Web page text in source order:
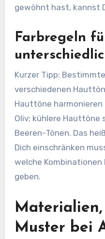
gewöhnt hast, kannst
Farbregeln
Kurzer Tipp:
verschiedenen
Hauttöne
Oliv; kühlere Hauttöne
Beeren-Tönen. Das
Dich einschränken
welche Kombinationen
geben.
Muster bei